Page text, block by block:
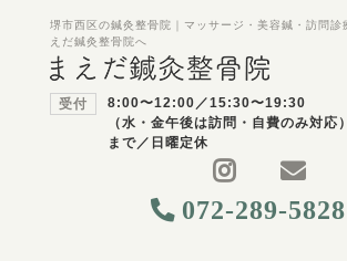
堺市西区の鍼灸整骨院｜マッサージ・美容鍼・訪問診
えだ鍼灸整骨院へ
受付
8:00〜12:00／15:30〜19:30
（水・金午後は訪問・自費のみ対
まで／日曜定休
072-289-5828